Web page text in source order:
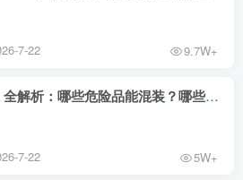
7-22 9.7W+
危险品拼箱（LCL DG）全解析：哪些危险品能混装？哪些属于“死对头”？
7-22 5W+